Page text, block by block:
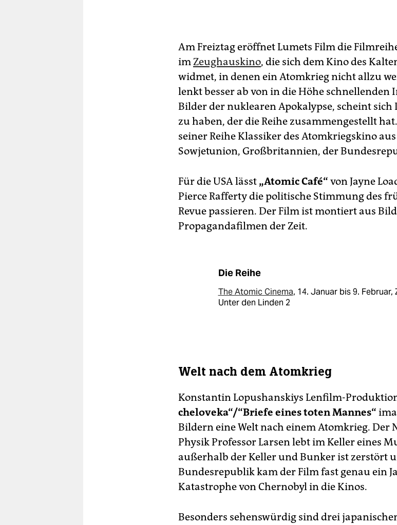
Am Freiztag eröffnet Lumets Film die
imZeughauskino, die sich dem Kino des
widmet, in denen ein Atomkrieg nicht allzu
lenkt besser ab von in die Höhe schnellenden
Bilder der nuklearen Apokalypse, scheint
zu haben, der die Reihe zusammengestellt
seiner Reihe Klassiker des Atomkriegskino
Sowjetunion, Großbritannien, der
Für die USA lässt „Atomic Café“ von Jayne
Pierce Rafferty die politische Stimmung des
Revue passieren. Der Film ist montiert aus
Propagandafilmen der Zeit.
Die Reihe
The Atomic Cinema, 14. Januar bis 9. Februar,
Unter den Linden 2
Welt nach dem Atomkrieg
Konstantin Lopushanskiys Lenfilm-
cheloveka“/“Briefe eines toten Mannes“
Bildern eine Welt nach einem Atomkrieg. Der
Physik Professor Larsen lebt im Keller eines
außerhalb der Keller und Bunker ist zerstört
Bundesrepublik kam der Film fast genau ein
Katastrophe von Chernobyl in die Kinos.
Besonders sehenswürdig sind drei